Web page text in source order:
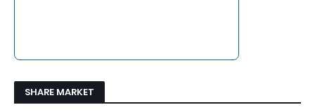
SHARE MARKET